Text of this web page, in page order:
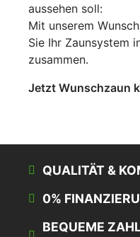
aussehen soll:
Mit unserem
Sie Ihr Zaunsystem
zusammen.
Jetzt Wunschzaun
QUALITÄT &
0%
BEQUEME